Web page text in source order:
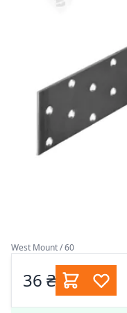
West Mount / 60
36 ₴